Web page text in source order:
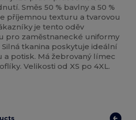
Směs 50 % bavlny a 50 %
příjemnou texturu a tvarovou
je tento oděv
pro zaměstnanecké uniformy
tkanina poskytuje ideální
a potisk. Má žebrovaný límec
Velikosti od XS po 4XL.